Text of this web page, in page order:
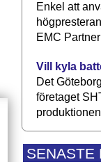
Enkel att
EMC
Vill kyla
Det
företaget
SENASTE